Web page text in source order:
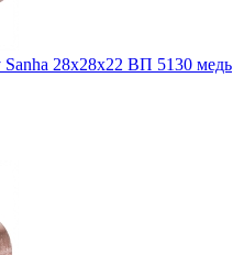
28x28x22 ВП 5130 медь